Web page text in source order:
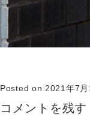
Posted on 2021年7月
コメントを残す